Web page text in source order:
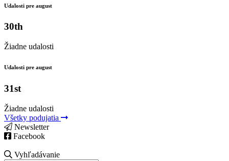
Udalosti pre august
30th
Žiadne udalosti
Udalosti pre august
31st
Žiadne udalosti
Všetky podujatia
Newsletter
Facebook
Vyhľadávanie